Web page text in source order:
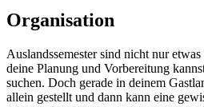
Organisation
Auslandssemester sind nicht nur
deine Planung und Vorbereitung
suchen. Doch gerade in deinem
allein gestellt und dann kann eine